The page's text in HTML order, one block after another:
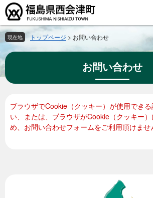
ペ
ー
ジ
の
頭
で
す。
メ
ニ
ュ
ー
飛
ば
し
現在地 トップページ > お問い合わせ
お問い合わせ
文
ブラウザでCookie（クッキー）が使用でき
い、または、ブラウザがCookie（クッキー
め、お問い合わせフォームをご利用頂けませ